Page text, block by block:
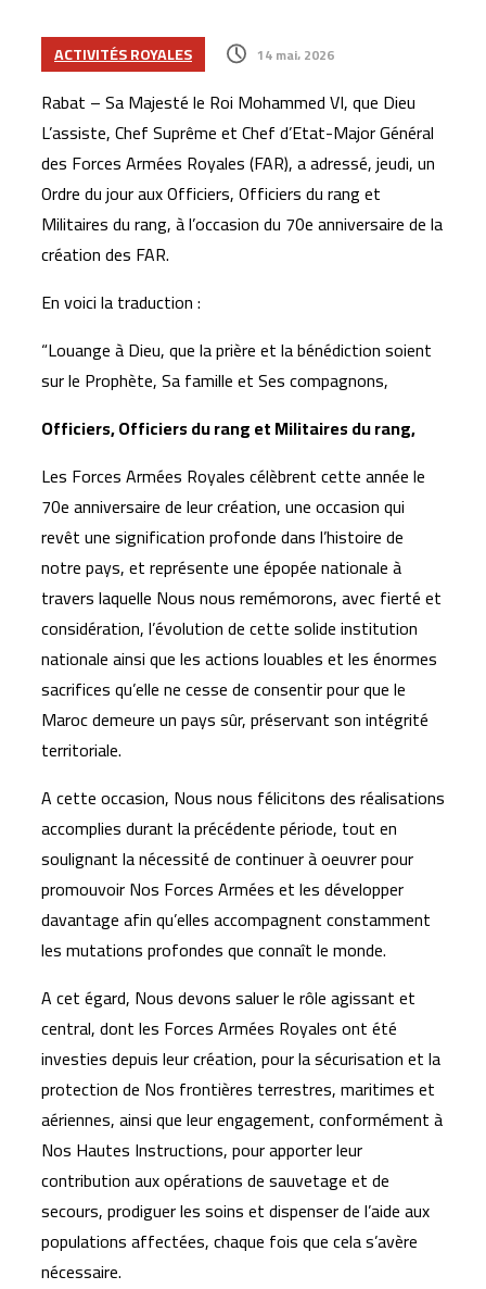
ACTIVITÉS ROYALES 14 mai، 2026
Rabat – Sa Majesté le Roi Mohammed VI, que Dieu
L’assiste, Chef Suprême et Chef d’Etat-Major Général
des Forces Armées Royales (FAR), a adressé, jeudi, un
Ordre du jour aux Officiers, Officiers du rang et
Militaires du rang, à l’occasion du 70e anniversaire de la
création des FAR.
En voici la traduction :
“Louange à Dieu, que la prière et la bénédiction soient
sur le Prophète, Sa famille et Ses compagnons,
Officiers, Officiers du rang et Militaires du rang,
Les Forces Armées Royales célèbrent cette année le
70e anniversaire de leur création, une occasion qui
revêt une signification profonde dans l’histoire de
notre pays, et représente une épopée nationale à
travers laquelle Nous nous remémorons, avec fierté et
considération, l’évolution de cette solide institution
nationale ainsi que les actions louables et les énormes
sacrifices qu’elle ne cesse de consentir pour que le
Maroc demeure un pays sûr, préservant son intégrité
territoriale.
A cette occasion, Nous nous félicitons des réalisations
accomplies durant la précédente période, tout en
soulignant la nécessité de continuer à oeuvrer pour
promouvoir Nos Forces Armées et les développer
davantage afin qu’elles accompagnent constamment
les mutations profondes que connaît le monde.
A cet égard, Nous devons saluer le rôle agissant et
central, dont les Forces Armées Royales ont été
investies depuis leur création, pour la sécurisation et la
protection de Nos frontières terrestres, maritimes et
aériennes, ainsi que leur engagement, conformément à
Nos Hautes Instructions, pour apporter leur
contribution aux opérations de sauvetage et de
secours, prodiguer les soins et dispenser de l’aide aux
populations affectées, chaque fois que cela s’avère
nécessaire.